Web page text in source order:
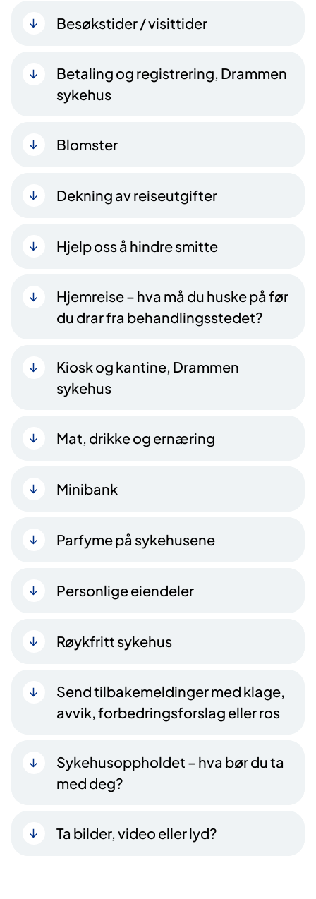
Besøkstider / visittider
Betaling og registrering, Drammen
sykehus
Blomster
Dekning av reiseutgifter
Hjelp oss å hindre smitte
Hjemreise – hva må du huske på før
du drar fra behandlingsstedet?
Kiosk og kantine, Drammen
sykehus
Mat, drikke og ernæring
Minibank
Parfyme på sykehusene
Personlige eiendeler
Røykfritt sykehus
Send tilbakemeldinger med klage,
avvik, forbedringsforslag eller ros
Sykehusoppholdet – hva bør du ta
med deg?
Ta bilder, video eller lyd?